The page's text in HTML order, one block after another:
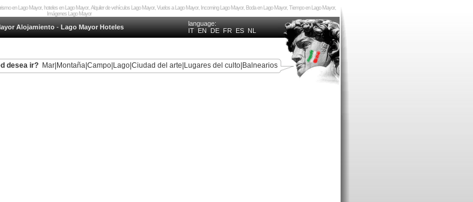
en Lago Mayor, hoteles en Lago Mayor, Alquiler de vehículos Lago Mayor, Vuelos a Lago Mayor, Incoming Lago Mayor, Boda en Lago Mayor, Tiempo en Lago Mayor,
Imágenes Lago Mayor
Alojamiento - Lago Mayor Hoteles
language:
IT EN DE FR ES NL
desea ir? Mar Montaña Campo Lago Ciudad del arte Lugares del culto Balnearios